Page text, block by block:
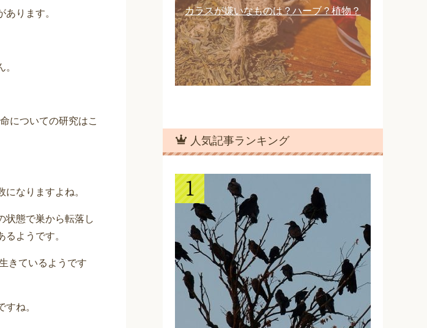
ります。
についての研究はこ
なりますよね。
状態で巣から転落し
ようです。
きているようです
ね。
カラスが嫌いなものは？ハーブ？植物？
人気記事ランキング